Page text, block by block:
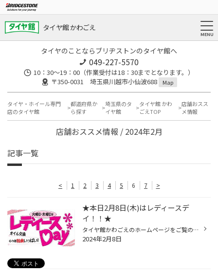
タイヤ館 かわごえ
タイヤのことならブリヂストンのタイヤ館へ
049-227-5570
10：30～19：00（作業受付は18：30までとなります。）
〒350-0031 埼玉県川越市小仙波688
Map
タイヤ・ホイール専門
店のタイヤ館
都道府県か
ら探す
埼玉県のタ
イヤ館
タイヤ館 かわ
ごえTOP
店舗おスス
メ情報
店舗おススメ情報 / 2024年2月
記事一覧
< 1 2 3 4 5 6 7 >
★本日2月8日(木)はレディースデ
イ！！★
タイヤ館かわごえのホームページをご覧の皆様 こんにちは・こんばんは！ ご覧いただき誠にありがとうございます！！ 毎週、火曜日と、木曜日は、レディースデイを開催しております。 女性の方ご来店で、オイル交換が通常価格よりお求めやすくなり、男性の方ご来店でも、女性の方と同伴であれば、レ...
2024年2月8日